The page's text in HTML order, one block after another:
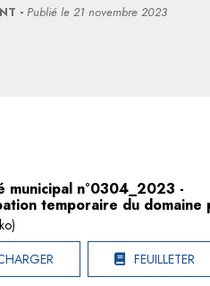
Publié le 21 novembre 2023
municipal n°0304_2023 -
temporaire du domaine
FEUILLETER